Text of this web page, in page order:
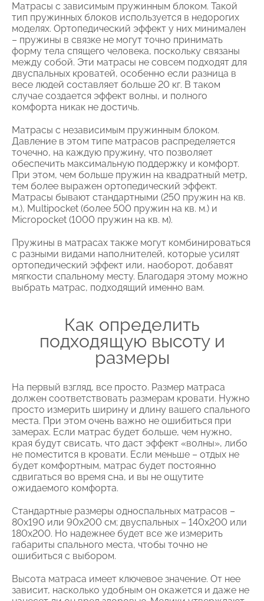
Матрасы с зависимым пружинным блоком. Такой
тип пружинных блоков используется в недорогих
моделях. Ортопедический эффект у них минимален
– пружины в связке не могут точно принимать
форму тела спящего человека, поскольку связаны
между собой. Эти матрасы не совсем подходят для
двуспальных кроватей, особенно если разница в
весе людей составляет больше 20 кг. В таком
случае создается эффект волны, и полного
комфорта никак не достичь.
Матрасы с независимым пружинным блоком.
Давление в этом типе матрасов распределяется
точечно, на каждую пружину, что позволяет
обеспечить максимальную поддержку и комфорт.
При этом, чем больше пружин на квадратный метр,
тем более выражен ортопедический эффект.
Матрасы бывают стандартными (250 пружин на кв.
м.), Multipocket (более 500 пружин на кв. м.) и
Micropocket (1000 пружин на кв. м).
Пружины в матрасах также могут комбинироваться
с разными видами наполнителей, которые усилят
ортопедический эффект или, наоборот, добавят
мягкости спальному месту. Благодаря этому можно
выбрать матрас, подходящий именно вам.
Как определить
подходящую высоту и
размеры
На первый взгляд, все просто. Размер матраса
должен соответствовать размерам кровати. Нужно
просто измерить ширину и длину вашего спального
места. При этом очень важно не ошибиться при
замерах. Если матрас будет больше, чем нужно,
края будут свисать, что даст эффект «волны», либо
не поместится в кровати. Если меньше – отдых не
будет комфортным, матрас будет постоянно
сдвигаться во время сна, и вы не ощутите
ожидаемого комфорта.
Стандартные размеры односпальных матрасов –
80х190 или 90х200 см; двуспальных – 140х200 или
180х200. Но надежнее будет все же измерить
габариты спального места, чтобы точно не
ошибиться с выбором.
Высота матраса имеет ключевое значение. От нее
зависит, насколько удобным он окажется и даже не